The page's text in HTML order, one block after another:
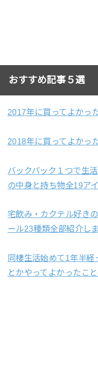
おすすめ記事５選
2017年に買ってよかっ
2018年に買ってよかっ
バックパック１つで生
の中身と持ち物全19ア
宅飲み・カクテル好き
ール23種類全部紹介し
同棲生活始めて1年半
とかやってよかったこ